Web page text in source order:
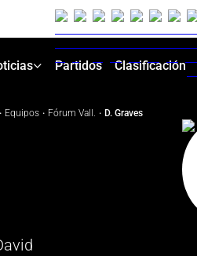
Partidos Clasificación
· Equipos · Fórum Vall. · D. Graves